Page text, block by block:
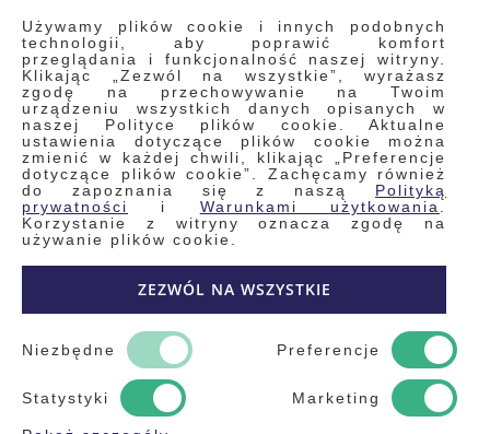
Używamy plików cookie i innych podobnych
technologii, aby poprawić komfort
przeglądania i funkcjonalność naszej witryny.
Klikając „Zezwól na wszystkie”, wyrażasz
zgodę na przechowywanie na Twoim
urządzeniu wszystkich danych opisanych w
naszej Polityce plików cookie. Aktualne
ustawienia dotyczące plików cookie można
zmienić w każdej chwili, klikając „Preferencje
dotyczące plików cookie”. Zachęcamy również
do zapoznania się z naszą Polityką
prywatności
i Warunkami użytkowania
Korzystanie z witryny oznacza zgodę na
używanie plików cookie.
ZEZWÓL NA WSZYSTKIE
Niezbędne Preferencje
Statystyki Marketing
INFORMACJE
Regulamin
Polityka prywatności i pliki cookie
Wyszukiwane frazy
Wyszukiwanie zaawansowane
Zamówienia
Skontaktuj się z nami
Odstąp od umowy
Kontakt